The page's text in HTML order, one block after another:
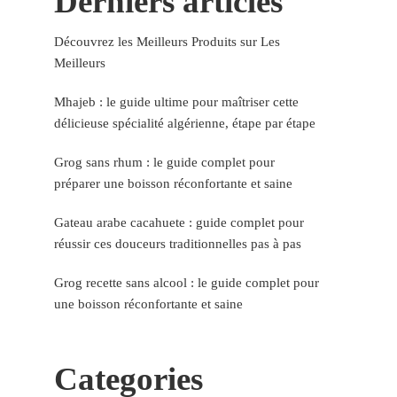
Découvrez les Meilleurs Produits sur Les
Meilleurs
Mhajeb : le guide ultime pour maîtriser cette
délicieuse spécialité algérienne, étape par étape
Grog sans rhum : le guide complet pour
préparer une boisson réconfortante et saine
Gateau arabe cacahuete : guide complet pour
réussir ces douceurs traditionnelles pas à pas
Grog recette sans alcool : le guide complet pour
une boisson réconfortante et saine
Categories